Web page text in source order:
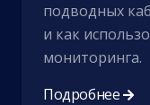
подводных
и как
мониторинга.
Подробнее